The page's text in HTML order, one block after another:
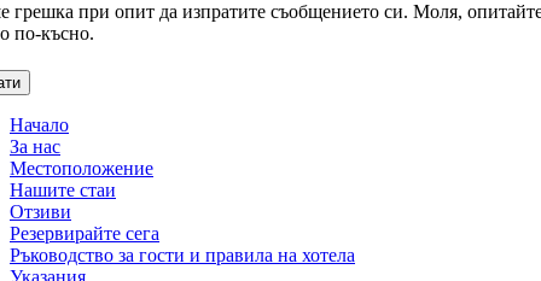
грешка при опит да изпратите съобщението си. Моля,
по-късно.
Начало
За нас
Местоположение
Нашите стаи
Отзиви
Резервирайте сега
Ръководство за гости и правила на хотела
Указания